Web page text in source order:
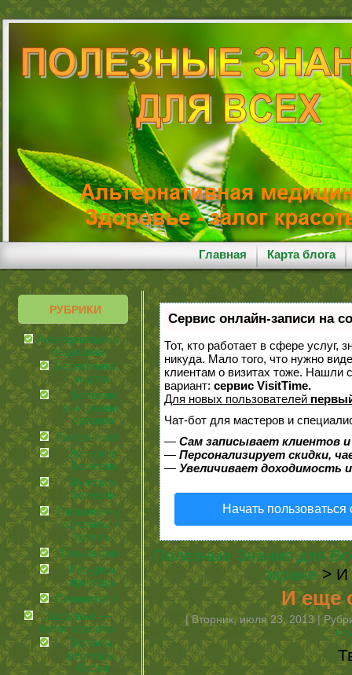
Главная Карта блога
РУБРИКИ
Альтернативная
медицина
Беременность
и дети
болезни
внутренних
органов
болезни кожи
Женские
болезни
Мужские
болезни
Позвоночник,
суставы и
травмы
Польза соков
Ресурсы
природы
Стоматология
Здоровье —
залог красоты
Волосы,
ресницы,
брови
Сервис онлайн-записи на
Тот, кто работает в сфере услуг,
никуда. Мало того, что нужно
клиентам о визитах тоже.
вариант: сервис VisitTime.
Для новых пользователей
Чат-бот для мастеров и
— Сам записывает клиентов
— Персонализирует скидки,
— Увеличивает доходимость
Начать
Полезные Знания для
экране> И
И еще
| Вторник, июля 23, 2013 |